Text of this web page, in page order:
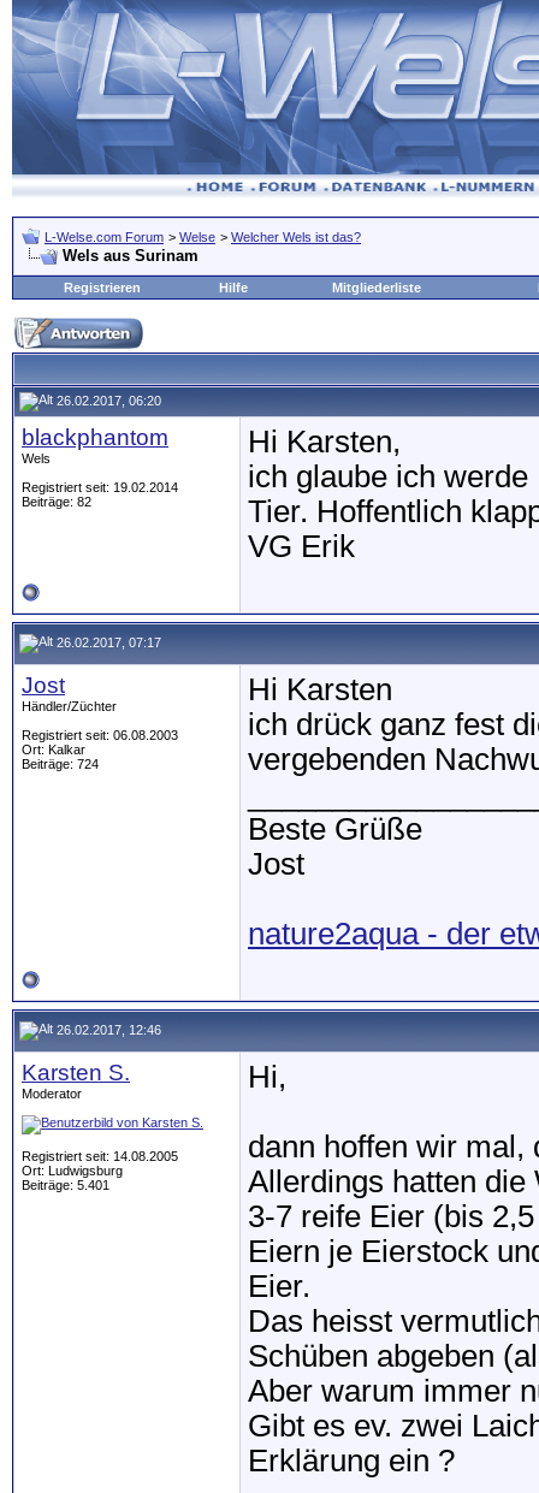
L-Welse.com Forum > Welse > Welcher Wels ist das?
Wels aus Surinam
Registrieren Hilfe Mitgliederliste
26.02.2017, 06:20
blackphantom
Wels
Registriert seit: 19.02.2014
Beiträge: 82
Hi Karsten,
ich glaube ich
Tier. Hoffentlich
VG Erik
26.02.2017, 07:17
Jost
Händler/Züchter
Registriert seit: 06.08.2003
Ort: Kalkar
Beiträge: 724
Hi Karsten
ich drück ganz fest
vergebenden
Beste Grüße
Jost
nature2aqua - der
26.02.2017, 12:46
Karsten S.
Moderator
Registriert seit: 14.08.2005
Ort: Ludwigsburg
Beiträge: 5.401
Hi,
dann hoffen wir mal,
Allerdings hatten die
3-7 reife Eier (bis
Eiern je Eierstock
Eier.
Das heisst
Schüben abgeben
Aber warum immer
Gibt es ev. zwei
Erklärung ein ?